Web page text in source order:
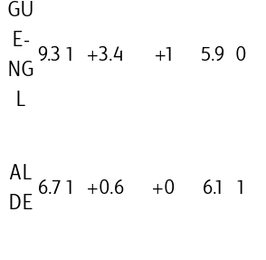
GU
E-
NG
L
9.3 1 +3.4 +1 5.9 0
AL
DE
6.7 1 +0.6 +0 6.1 1